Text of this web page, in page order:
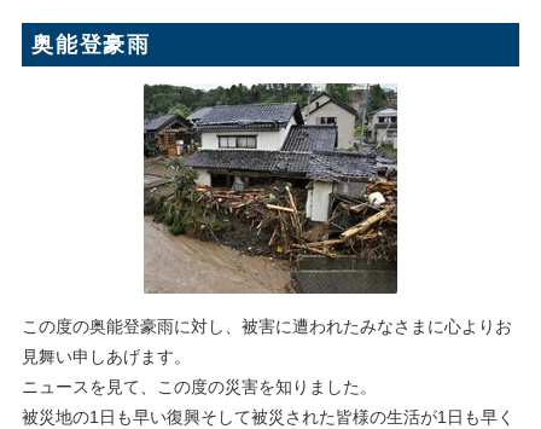
奥能登豪雨
この度の奥能登豪雨に対し、被害に遭われたみなさまに心よりお
見舞い申しあげます。
ニュースを見て、この度の災害を知りました。
被災地の1日も早い復興そして被災された皆様の生活が1日も早く